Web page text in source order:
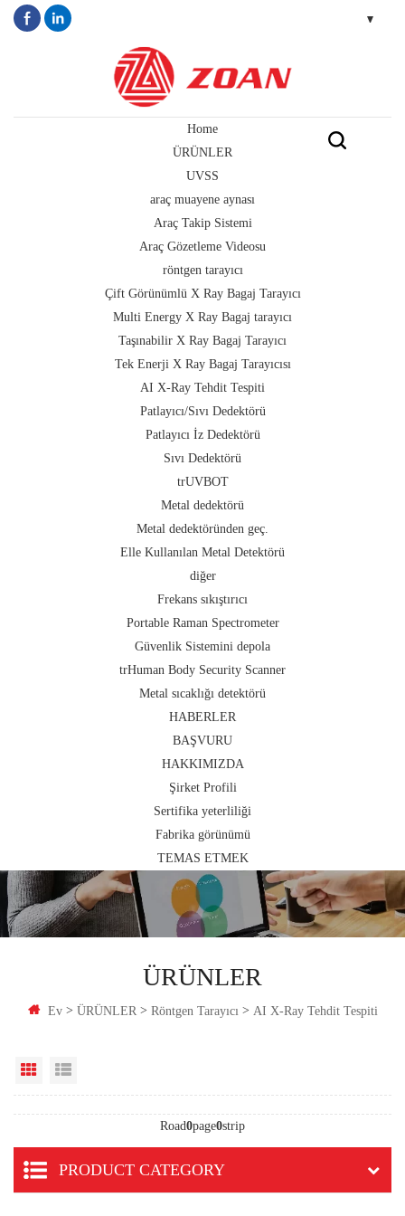
Home
ÜRÜNLER
UVSS
araç muayene aynası
Araç Takip Sistemi
Araç Gözetleme Videosu
röntgen tarayıcı
Çift Görünümlü X Ray Bagaj Tarayıcı
Multi Energy X Ray Bagaj tarayıcı
Taşınabilir X Ray Bagaj Tarayıcı
Tek Enerji X Ray Bagaj Tarayıcısı
AI X-Ray Tehdit Tespiti
Patlayıcı/Sıvı Dedektörü
Patlayıcı İz Dedektörü
Sıvı Dedektörü
trUVBOT
Metal dedektörü
Metal dedektöründen geç.
Elle Kullanılan Metal Detektörü
diğer
Frekans sıkıştırıcı
Portable Raman Spectrometer
Güvenlik Sistemini depola
trHuman Body Security Scanner
Metal sıcaklığı detektörü
HABERLER
BAŞVURU
HAKKIMIZDA
Şirket Profili
Sertifika yeterliliği
Fabrika görünümü
TEMAS ETMEK
ÜRÜNLER
Ev> ÜRÜNLER > Röntgen Tarayıcı > AI X-Ray Tehdit Tespiti
Grid View
Road0page0strip
PRODUCT CATEGORY